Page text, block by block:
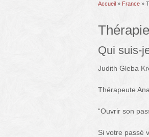
Accueil » France »
Qui suis-
Judith Gleba
Thérapeute
“Ouvrir son
Si votre passé